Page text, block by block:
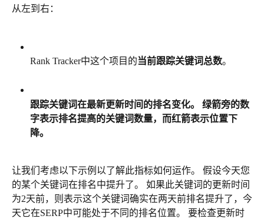
从左到右：
Rank Tracker中这个项目的当前跟踪关键词总数。
跟踪关键词在最新更新时间的排名变化。
绿箭旁的数
字表示排名提高的关键词数量，而红箭表示位置下
降。
让我们考虑以下示例以了解此指标如何运作。 假设今天您
的某个关键词在排名中提升了。 如果此关键词的更新时间
为2天前，则表示这个关键词确实在两天前排名提升了，今
天它在SERP中可能处于不同的排名位置。 要检查更新时